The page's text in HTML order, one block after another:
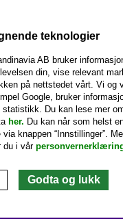
teknologier
AB bruker
din, vise relevant
på nettstedet vårt. Vi og
Google, bruker
statistikk. Du kan lese mer
her. Du kan når som helst
knappen “Innstillinger”.
du i vår
Godta og lukk